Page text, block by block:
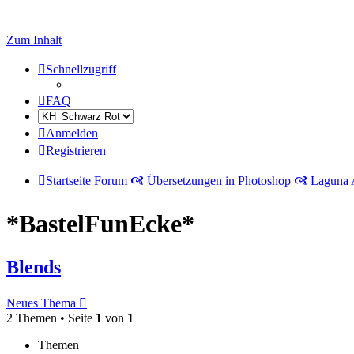
Zum Inhalt
Schnellzugriff
FAQ
Anmelden
Registrieren
Startseite Forum 🙧 Übersetzungen in Photoshop 🙧 Laguna
*BastelFunEcke*
Blends
Neues Thema
2 Themen • Seite 1 von 1
Themen